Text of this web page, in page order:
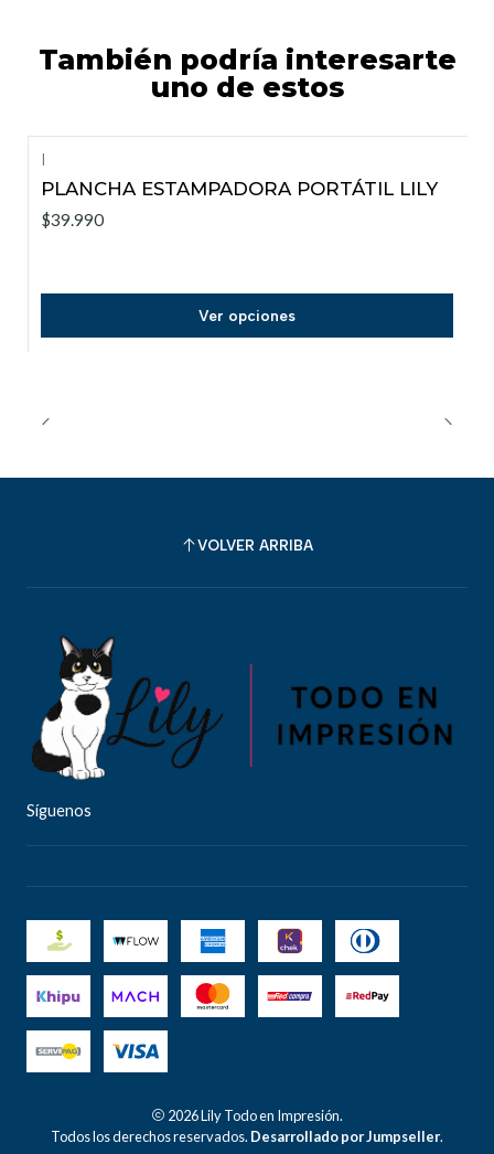
También podría interesarte
uno de estos
|
PLANCHA ESTAMPADORA PORTÁTIL LILY
$39.990
Ver opciones
VOLVER ARRIBA
Síguenos
2026 Lily Todo en Impresión.
Todos los derechos reservados. Desarrollado por Jumpseller.